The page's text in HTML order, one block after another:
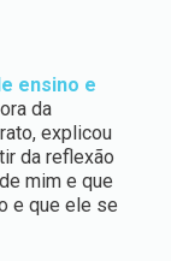
ensino e
da
explicou
da reflexão
mim e que
e que ele se